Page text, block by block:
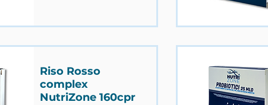
Riso Rosso
complex
NutriZone 160cpr